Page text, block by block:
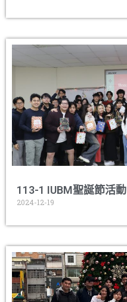
113-1 IUBM聖誕節活動
2024-12-19